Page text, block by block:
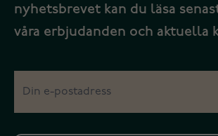
nyhetsbrevet kan du läsa
våra erbjudanden och aktuella